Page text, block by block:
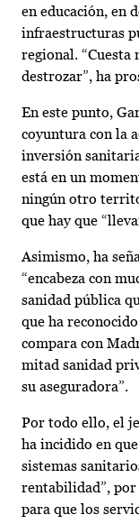
en educación, en
infraestructuras
regional.
destrozar”, ha
En este punto,
coyuntura con la
inversión
está en un
ningún otro
que hay que
Asimismo, ha
“encabeza con
sanidad pública
que ha
compara con
mitad sanidad
su aseguradora”.
Por todo ello, el
ha incidido en
sistemas
rentabilidad”, por
para que los